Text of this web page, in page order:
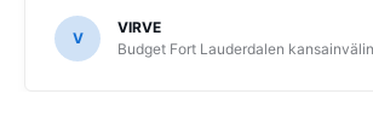
V
VIRVE
Budget Fort Lauderdalen